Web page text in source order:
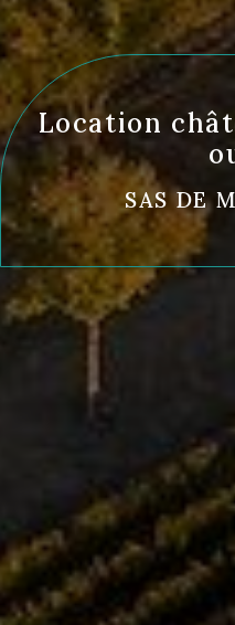
Location
SAS DE